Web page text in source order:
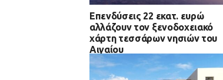
Επενδύσεις 22 εκατ. ευρώ
αλλάζουν τον ξενοδοχειακό
χάρτη τεσσάρων νησιών του
Αιγαίου